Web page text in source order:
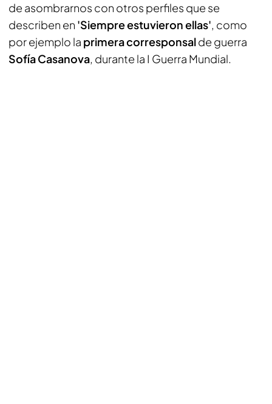
de asombrarnos con otros perfiles que se
describen en 'Siempre estuvieron ellas', como
por ejemplo la primera corresponsalde guerra
Sofía Casanova, durante la I Guerra Mundial.